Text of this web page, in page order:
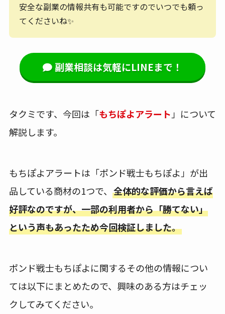
安全な副業の情報共有も可能ですのでいつでも頼っ
てくださいね✨
副業相談は気軽にLINEまで！
タクミです、今回は「もちぽよアラート 」について
解説します。
もちぽよアラートは「ポンド戦士もちぽよ」が出
品している商材の1つで、 全体的な評価から言えば
好評なのですが、一部の利用者から「勝てない」
という声もあったため今回検証しました。
ポンド戦士もちぽよに関するその他の情報につい
ては以下にまとめたので、興味のある方はチェッ
クしてみてください。